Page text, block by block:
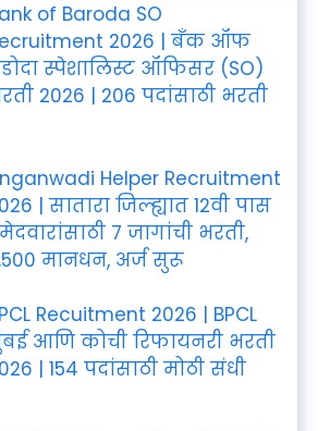
of Baroda SO
2026 | बँक ऑफ
स्पेशालिस्ट ऑफिसर (SO)
2026 | 206 पदांसाठी भरती
Helper Recruitment
| सातारा जिल्ह्यात 12वी पास
7 जागांची भरती,
मानधन, अर्ज सुरू
Recuitment 2026 | BPCL
आणि कोची रिफायनरी भरती
| 154 पदांसाठी मोठी संधी